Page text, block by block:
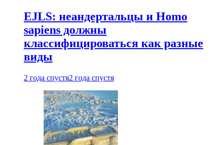
EJLS: неандертальцы и Homo
sapiens должны
классифицироваться как разные
виды
2 года спустя2 года спустя